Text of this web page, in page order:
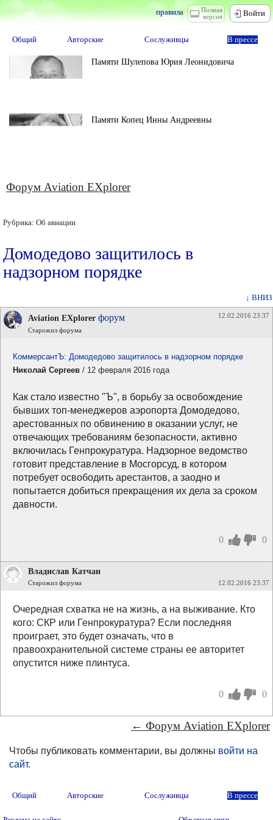
Полная
версия
правила Войти
Общий Авторские Сослуживцы В прессе
Памяти Шулепова Юрия Леонидовича
Памяти Копец Инны Андреевны
Форум Aviation EXplorer
Рубрика: Об авиации
Домодедово защитилось в
надзорном порядке
↓ ВНИЗ
Aviation EXplorer форум
Старожил форума
12.02.2016 23:37
КоммерсантЪ: Домодедово защитилось в надзорном порядке
Николай Сергеев / 12 февраля 2016 года
Как стало известно "Ъ", в борьбу за освобождение
бывших топ-менеджеров аэропорта Домодедово,
арестованных по обвинению в оказании услуг, не
отвечающих требованиям безопасности, активно
включилась Генпрокуратура. Надзорное ведомство
готовит представление в Мосгорсуд, в котором
потребует освободить арестантов, а заодно и
попытается добиться прекращения их дела за сроком
давности.
0 0
Владислав Катчан
Старожил форума 12.02.2016 23:37
Очередная схватка не на жизнь, а на выживание. Кто
кого: СКР или Генпрокуратура? Если последняя
проиграет, это будет означать, что в
правоохранительной системе страны ее авторитет
опустится ниже плинтуса.
0 0
← Форум Aviation EXplorer
Чтобы публиковать комментарии, вы должны войти на
сайт.
Общий Авторские Сослуживцы В прессе